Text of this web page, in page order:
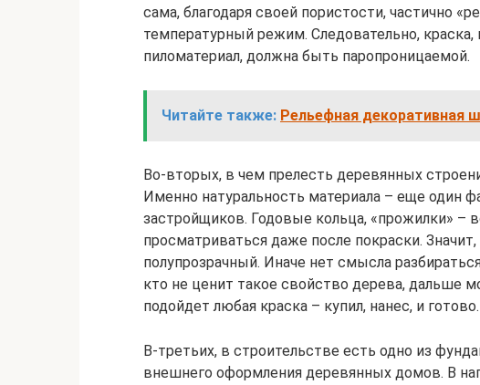
сама, благодаря своей пористости, частично
температурный режим. Следовательно, краска,
пиломатериал, должна быть паропроницаемой.
Читайте также: Рельефная декоративная
Во-вторых, в чем прелесть деревянных
Именно натуральность материала – еще один
застройщиков. Годовые кольца, «прожилки» –
просматриваться даже после покраски.
полупрозрачный. Иначе нет смысла
кто не ценит такое свойство дерева, дальше
подойдет любая краска – купил, нанес, и готово.
В-третьих, в строительстве есть одно из
внешнего оформления деревянных домов. В